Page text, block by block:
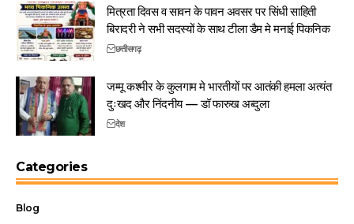
मित्रता दिवस व सावन के पावन अवसर पर सिंधी साहिती
बिरादरी ने सभी सदस्यों के साथ टीला डैम मे मनाई पिकनिक
छत्तीसगढ़
जम्मू कश्मीर के कुलगाम मे भारतीयों पर आतंकी हमला अत्यंत
दुःखद और निंदनीय — डॉ फारुख अब्दुला
देश
Categories
Blog